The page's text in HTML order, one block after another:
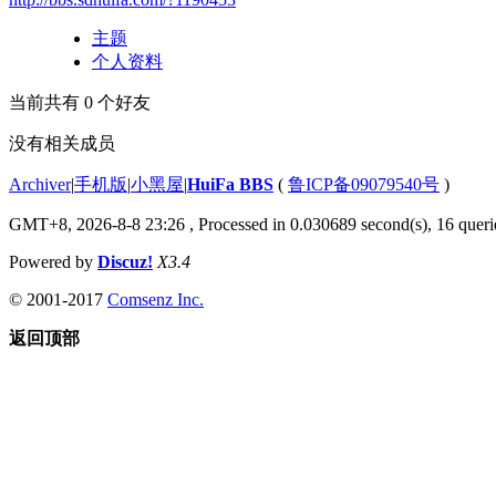
主题
个人资料
当前共有 0 个好友
没有相关成员
Archiver|手机版|小黑屋|HuiFa BBS ( 鲁ICP备09079540号 )
GMT+8, 2026-8-8 23:26 , Processed in 0.030689 second(s), 16
Powered by Discuz! X3.4
© 2001-2017 Comsenz Inc.
返回顶部